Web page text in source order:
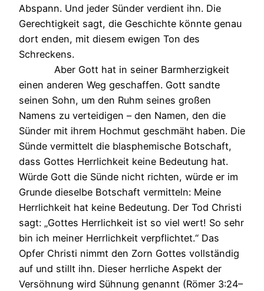
Abspann. Und jeder Sünder verdient ihn. Die
Gerechtigkeit sagt, die Geschichte könnte genau
dort enden, mit diesem ewigen Ton des
Schreckens.
Aber Gott hat in seiner Barmherzigkeit
einen anderen Weg geschaffen. Gott sandte
seinen Sohn, um den Ruhm seines großen
Namens zu verteidigen – den Namen, den die
Sünder mit ihrem Hochmut geschmäht haben. Die
Sünde vermittelt die blasphemische Botschaft,
dass Gottes Herrlichkeit keine Bedeutung hat.
Würde Gott die Sünde nicht richten, würde er im
Grunde dieselbe Botschaft vermitteln: Meine
Herrlichkeit hat keine Bedeutung. Der Tod Christi
sagt: „Gottes Herrlichkeit ist so viel wert! So sehr
bin ich meiner Herrlichkeit verpflichtet.“ Das
Opfer Christi nimmt den Zorn Gottes vollständig
auf und stillt ihn. Dieser herrliche Aspekt der
Versöhnung wird Sühnung genannt (Römer 3:24–